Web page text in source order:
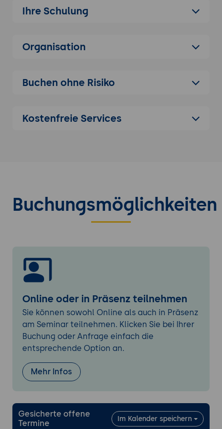
Vertiefte Analyse von
für spezifische Anforderungen
FortiAnalyzer-Analysen
Einführung in FortiManager und seine Rolle
FortiManager Fortgeschrittene Themen
Zentralisierte Verwaltung komplexer
Konfigurationsänderungen und
Aktualisierungen
Sicherheitslösungen
Praktische Übungen und Fallstudien
Durchführung von praxisorientierten
Übungen zur Anwendung des erworbenen
Wissens
Analyse von realen Szenarien und Lösung
komplexer Sicherheitsprobleme.
Practices im Umgang mit FortiAnalyzer
und FortiManager
Ihre Schulung
Organisation
Buchen ohne Risiko
Kostenfreie Services
Buchungsmöglichkeiten
Online oder in Präsenz teilnehmen
Sie können sowohl Online als auch in Präsenz
am Seminar teilnehmen. Klicken Sie bei Ihrer
Buchung oder Anfrage einfach die
entsprechende Option an.
Mehr Infos
Gesicherte offene
Termine
Im Kalender speichern